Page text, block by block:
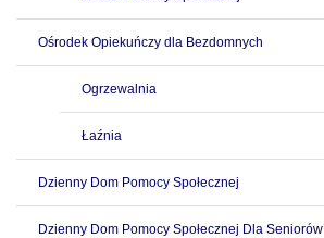
Ośrodek Opiekuńczy dla Bezdomnych
Ogrzewalnia
Łaźnia
Dzienny Dom Pomocy Społecznej
Dzienny Dom Pomocy Społecznej Dla Seniorów